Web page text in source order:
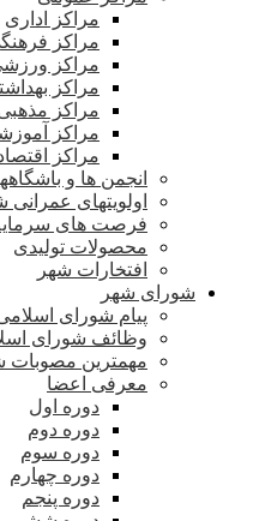
مراکز اداری
مراکز
مراکز
مراکز
مراکز
مراکز
مراکز
انجمن ها و
اولویتهای عمرانی
فرصت های
محصولات تولیدی
افتخارات شهر
شورای شهر
پیام شورای
وظائف شورای
مهمترین مصوبات
معرفی اعضا
دوره اول
دوره دوم
دوره سوم
دوره چهارم
دوره پنجم